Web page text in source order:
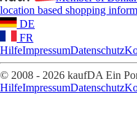
location based shopping
DE
FR
HilfeImpressumDatenschutz
© 2008 - 2026 kaufDA Ein
HilfeImpressumDatenschutz